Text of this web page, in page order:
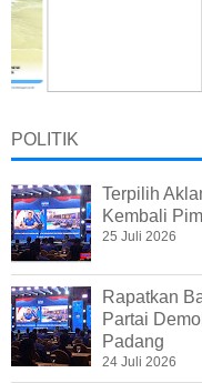
POLITIK
Terpilih
Kembali
25 Juli 2026
Rapatkan
Partai
Padang
24 Juli 2026